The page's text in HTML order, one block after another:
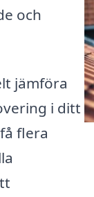
och
jämföra
i ditt
flera